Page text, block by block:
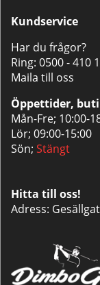
Kundservice
Har du frågor?
Ring: 0500 - 410
Maila till oss
Öppettider,
Mån-Fre; 10:00-
Lör; 09:00-15:00
Sön; Stängt
Hitta till oss!
Adress: